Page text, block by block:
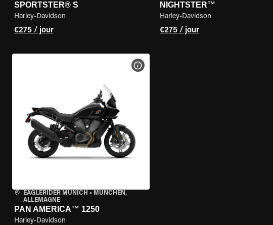
SPORTSTER® S
Harley-Davidson
€275 / jour
NIGHTSTER™
Harley-Davidson
€275 / jour
EAGLERIDER MUNICH • MÜNCHEN,
ALLEMAGNE
PAN AMERICA™ 1250
Harley-Davidson
VOIR LES SPÉCIFICATIONS DE LA MOTO